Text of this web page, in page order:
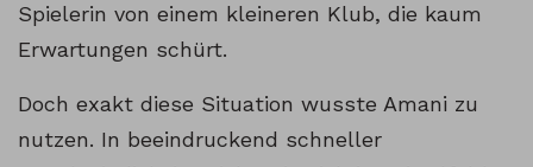
Spielerin von einem kleineren Klub, die kaum
Erwartungen schürt.
Doch exakt diese Situation wusste Amani zu
nutzen. In beeindruckend schneller